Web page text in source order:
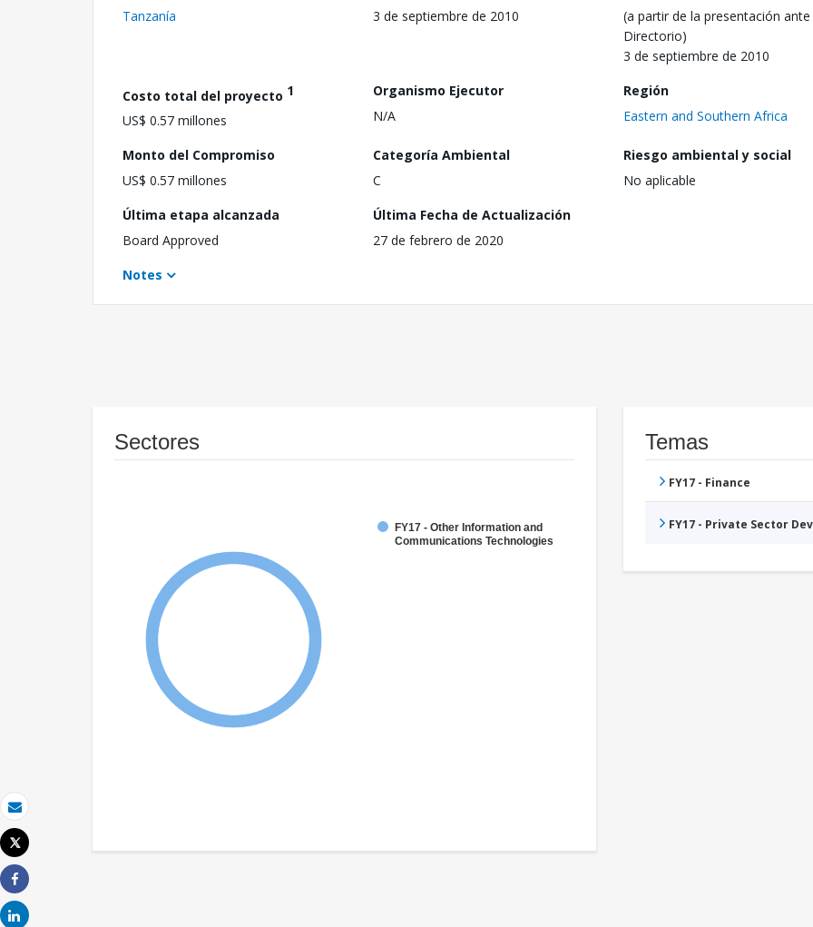
Correo electrónico
Imprimir
Tweet
Share
Share
Tanzanía
3 de septiembre de 2010
(a partir de la presentación ante
Directorio)
3 de septiembre de 2010
Costo total del proyecto 1
US$ 0.57 millones
Organismo Ejecutor
N/A
Región
Eastern and Southern Africa
Monto del Compromiso
US$ 0.57 millones
Categoría Ambiental
C
Riesgo ambiental y social
No aplicable
Última etapa alcanzada
Board Approved
Última Fecha de Actualización
27 de febrero de 2020
Notes
Sectores
FY17 - Other Information and
Communications Technologies
Temas
FY17 - Finance
FY17 - Private Sector